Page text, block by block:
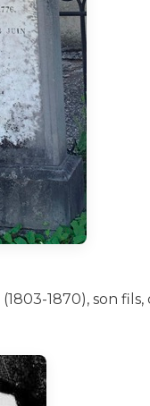
(1803-1870), son fils,